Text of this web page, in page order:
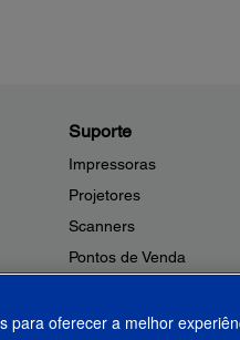
Suporte
Impressoras
Projetores
Scanners
Pontos de Venda
Outros Produtos
para oferecer a melhor